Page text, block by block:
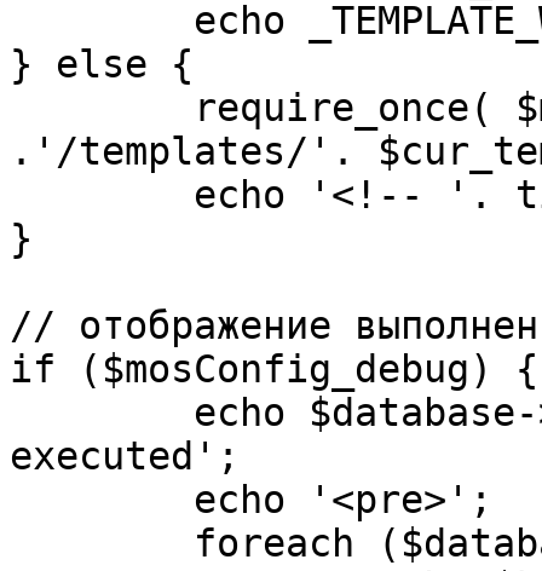
} else {
.'/templates/'.
}
// отображение
if ($mosConfig_debug) {
executed';